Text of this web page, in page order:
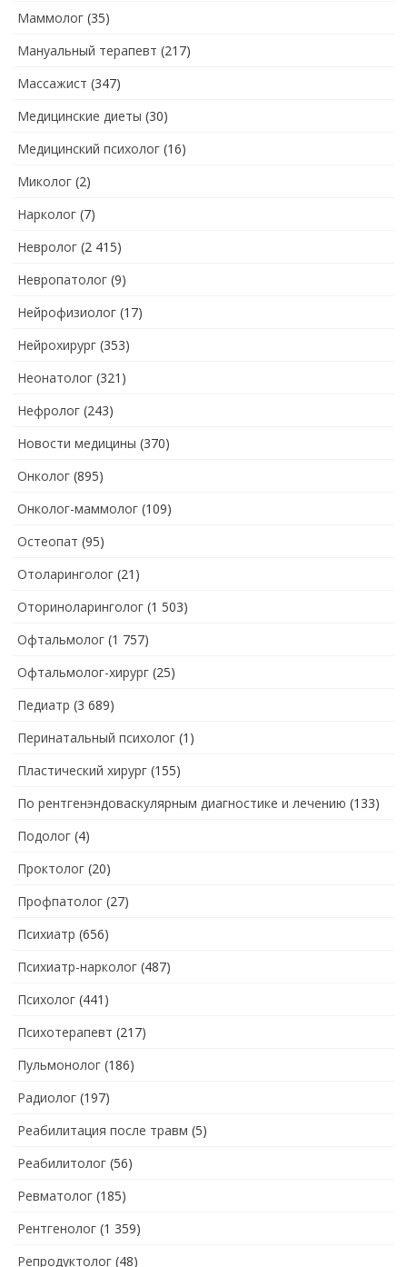
Маммолог (35)
Мануальный терапевт (217)
Массажист (347)
Медицинские диеты (30)
Медицинский психолог (16)
Миколог (2)
Нарколог (7)
Невролог (2 415)
Невропатолог (9)
Нейрофизиолог (17)
Нейрохирург (353)
Неонатолог (321)
Нефролог (243)
Новости медицины (370)
Онколог (895)
Онколог-маммолог (109)
Остеопат (95)
Отоларинголог (21)
Оториноларинголог (1 503)
Офтальмолог (1 757)
Офтальмолог-хирург (25)
Педиатр (3 689)
Перинатальный психолог (1)
Пластический хирург (155)
По рентгенэндоваскулярным диагностике и лечению (133)
Подолог (4)
Проктолог (20)
Профпатолог (27)
Психиатр (656)
Психиатр-нарколог (487)
Психолог (441)
Психотерапевт (217)
Пульмонолог (186)
Радиолог (197)
Реабилитация после травм (5)
Реабилитолог (56)
Ревматолог (185)
Рентгенолог (1 359)
Репродуктолог (48)